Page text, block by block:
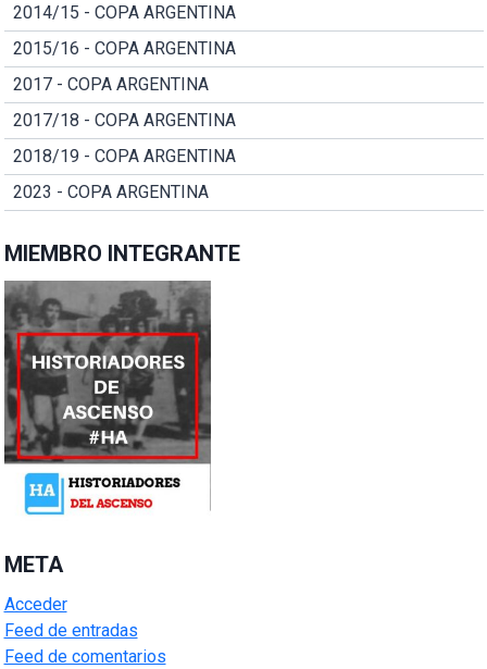
2014/15 - COPA ARGENTINA
2015/16 - COPA ARGENTINA
2017 - COPA ARGENTINA
2017/18 - COPA ARGENTINA
2018/19 - COPA ARGENTINA
2023 - COPA ARGENTINA
MIEMBRO INTEGRANTE
META
Acceder
Feed de entradas
Feed de comentarios